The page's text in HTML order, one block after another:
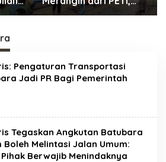
Tim Gabungan
Pengaturan Transportasi
Jadi PR Bagi Pemerintah
Tegaskan Angkutan Batubara
Boleh Melintasi Jalan Umum:
Berwajib Menindaknya